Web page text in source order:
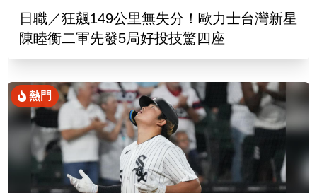
日職／狂飆149公里無失分！歐力士台灣新星
陳睦衡二軍先發5局好投技驚四座
熱門